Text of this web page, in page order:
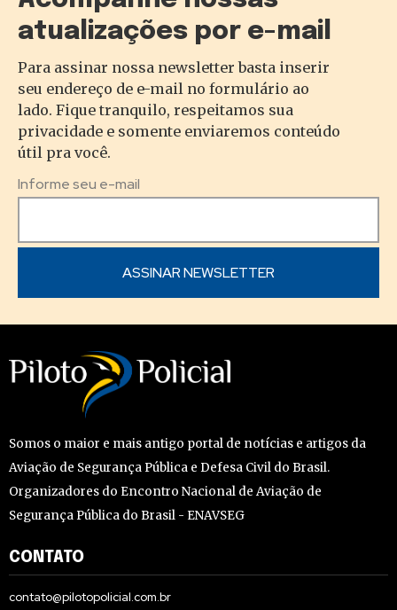
atualizações por e-mail
Para assinar nossa newsletter basta inserir
seu endereço de e-mail no formulário ao
lado. Fique tranquilo, respeitamos sua
privacidade e somente enviaremos conteúdo
útil pra você.
Informe seu e-mail
Somos o maior e mais antigo portal de notícias e artigos da
Aviação de Segurança Pública e Defesa Civil do Brasil.
Organizadores do Encontro Nacional de Aviação de
Segurança Pública do Brasil - ENAVSEG
CONTATO
contato@pilotopolicial.com.br